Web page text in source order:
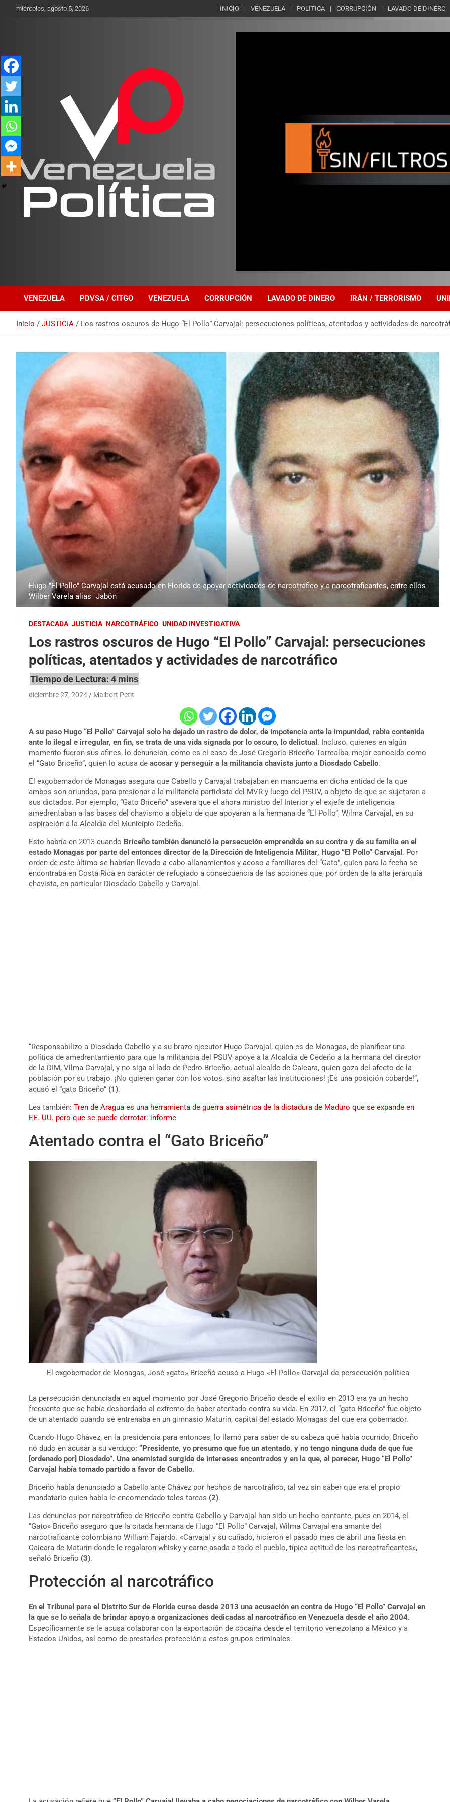
miércoles, agosto 5, 2026 INICIO VENEZUELA POLÍTICA CORRUPCIÓN LAVADO DE DINERO
VENEZUELA PDVSA / CITGO VENEZUELA CORRUPCIÓN LAVADO DE DINERO IRÁN / TERRORISMO
Inicio JUSTICIA Los rastros oscuros de Hugo “El Pollo” Carvajal: persecuciones políticas, atentados y actividades de
Hugo "El Pollo" Carvajal está acusado en Florida de apoyar actividades de narcotráfico y a narcotraficantes, entre ellos
Wilber Varela alias "Jabón"
DESTACADA JUSTICIA NARCOTRÁFICO UNIDAD INVESTIGATIVA
Los rastros oscuros de Hugo “El Pollo” Carvajal: persecuciones
políticas, atentados y actividades de narcotráfico
diciembre 27, 2024 Maibort Petit
A su paso Hugo “El Pollo” Carvajal solo ha dejado un rastro de dolor, de impotencia ante la impunidad, rabia contenida
ante lo ilegal e irregular, en fin, se trata de una vida signada por lo oscuro, lo delictual . Incluso, quienes en algún
momento fueron sus afines, lo denuncian, como es el caso de José Gregorio Briceño Torrealba, mejor conocido como
el “Gato Briceño”, quien lo acusa de acosar y perseguir a la militancia chavista junto a Diosdado Cabello.
El exgobernador de Monagas asegura que Cabello y Carvajal trabajaban en mancuerna en dicha entidad de la que
ambos son oriundos, para presionar a la militancia partidista del MVR y luego del PSUV, a objeto de que se sujetaran a
sus dictados. Por ejemplo, “Gato Briceño” asevera que el ahora ministro del Interior y el exjefe de inteligencia
amedrentaban a las bases del chavismo a objeto de que apoyaran a la hermana de “El Pollo”, Wilma Carvajal, en su
aspiración a la Alcaldía del Municipio Cedeño.
Esto habría en 2013 cuando Briceño también denunció la persecución emprendida en su contra y de su familia en el
estado Monagas por parte del entonces director de la Dirección de Inteligencia Militar, Hugo “El Pollo” Carvajal . Por
orden de este último se habrían llevado a cabo allanamientos y acoso a familiares del “Gato”, quien para la fecha se
encontraba en Costa Rica en carácter de refugiado a consecuencia de las acciones que, por orden de la alta jerarquía
chavista, en particular Diosdado Cabello y Carvajal.
“Responsabilizo a Diosdado Cabello y a su brazo ejecutor Hugo Carvajal, quien es de Monagas, de planificar una
política de amedrentamiento para que la militancia del PSUV apoye a la Alcaldía de Cedeño a la hermana del director
de la DIM, Vilma Carvajal, y no siga al lado de Pedro Briceño, actual alcalde de Caicara, quien goza del afecto de la
población por su trabajo. ¡No quieren ganar con los votos, sino asaltar las instituciones! ¡Es una posición cobarde!”,
acusó el “gato Briceño” (1).
Lea también: Tren de Aragua es una herramienta de guerra asimétrica de la dictadura de Maduro que se expande en
EE. UU. pero que se puede derrotar: informe
Atentado contra el “Gato Briceño”
El exgobernador de Monagas, José «gato» Briceñó acusó a Hugo «El Pollo» Carvajal de persecución política
La persecución denunciada en aquel momento por José Gregorio Briceño desde el exilio en 2013 era ya un hecho
frecuente que se había desbordado al extremo de haber atentado contra su vida. En 2012, el “gato Briceño” fue objeto
de un atentado cuando se entrenaba en un gimnasio Maturín, capital del estado Monagas del que era gobernador.
Cuando Hugo Chávez, en la presidencia para entonces, lo llamó para saber de su cabeza qué había ocurrido, Briceño
no dudo en acusar a su verdugo: “Presidente, yo presumo que fue un atentado, y no tengo ninguna duda de que fue
[ordenado por] Diosdado”. Una enemistad surgida de intereses encontrados y en la que, al parecer, Hugo “El Pollo”
Carvajal había tomado partido a favor de Cabello.
Briceño había denunciado a Cabello ante Chávez por hechos de narcotráfico, tal vez sin saber que era el propio
mandatario quien había le encomendado tales tareas (2).
Las denuncias por narcotráfico de Briceño contra Cabello y Carvajal han sido un hecho contante, pues en 2014, el
“Gato» Briceño aseguro que la citada hermana de Hugo “El Pollo” Carvajal, Wilma Carvajal era amante del
narcotraficante colombiano William Fajardo. «Carvajal y su cuñado, hicieron el pasado mes de abril una fiesta en
Caicara de Maturín donde le regalaron whisky y carne asada a todo el pueblo, típica actitud de los narcotraficantes»,
señaló Briceño (3).
Protección al narcotráfico
En el Tribunal para el Distrito Sur de Florida cursa desde 2013 una acusación en contra de Hugo “El Pollo” Carvajal en
la que se lo señala de brindar apoyo a organizaciones dedicadas al narcotráfico en Venezuela desde el año 2004.
Específicamente se le acusa colaborar con la exportación de cocaína desde el territorio venezolano a México y a
Estados Unidos, así como de prestarles protección a estos grupos criminales.